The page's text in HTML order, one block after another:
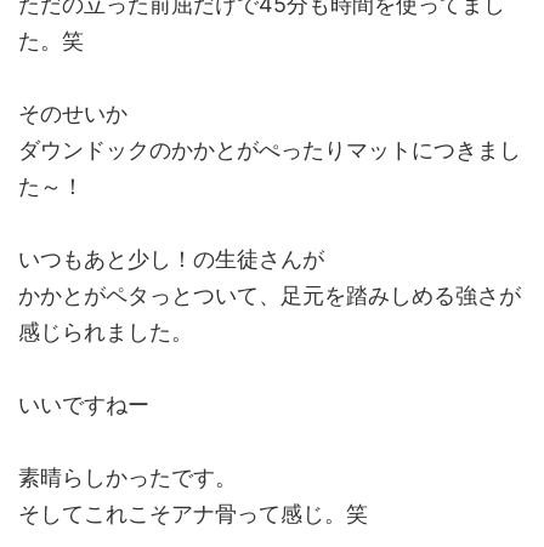
た。笑
そのせいか
ダウンドックのかかとがぺったりマットにつきまし
た～！
いつもあと少し！の生徒さんが
かかとがペタっとついて、足元を踏みしめる強さが
感じられました。
いいですねー
素晴らしかったです。
そしてこれこそアナ骨って感じ。笑